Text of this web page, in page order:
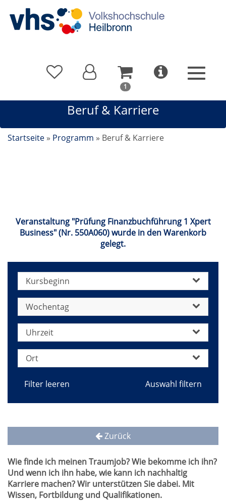
1 In
Warenkorb
sich
1
Beruf & Karriere
Startseite » Programm » Beruf & Karriere
Veranstaltung "Prüfung Finanzbuchführung 1 Xpert
Business" (Nr. 550A060) wurde in den Warenkorb
gelegt.
Kursbeginn
Wochentag
Uhrzeit
Ort
Filter leeren
Zurück
Wie finde ich meinen Traumjob? Wie bekomme ich ihn?
Und wenn ich ihn habe, wie kann ich nachhaltig
Karriere machen? Wir unterstützen Sie dabei. Mit
Wissen, Fortbildung und Qualifikationen.